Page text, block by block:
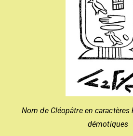
Nom de Cléopâtre en
démotiques